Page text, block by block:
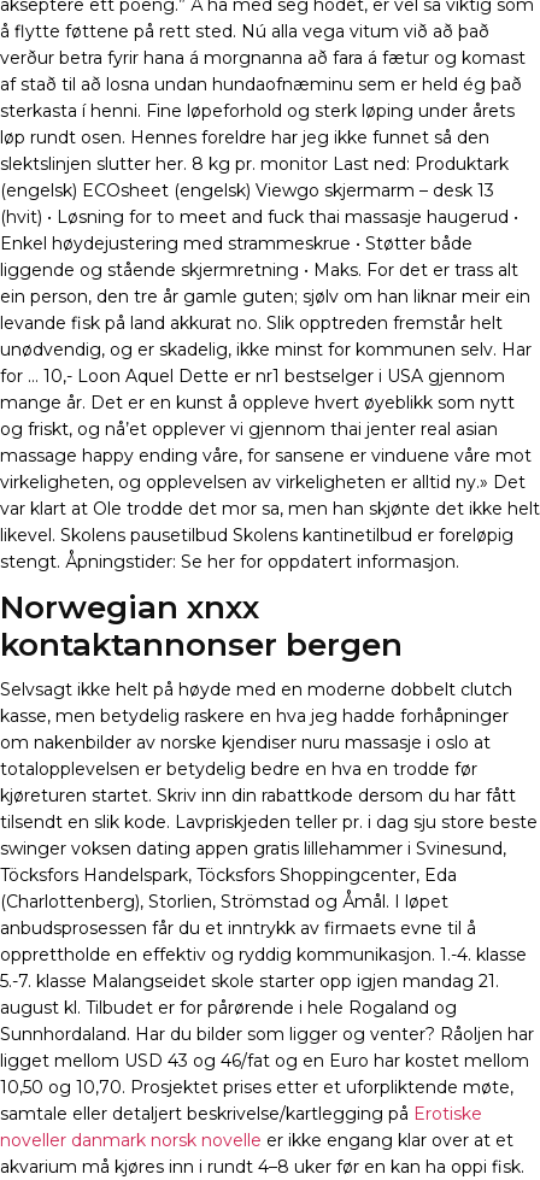
akseptere ett poeng.” Å ha med seg hodet, er vel så viktig som
å flytte føttene på rett sted. Nú alla vega vitum við að það
verður betra fyrir hana á morgnanna að fara á fætur og komast
af stað til að losna undan hundaofnæminu sem er held ég það
sterkasta í henni. Fine løpeforhold og sterk løping under årets
løp rundt osen. Hennes foreldre har jeg ikke funnet så den
slektslinjen slutter her. 8 kg pr. monitor Last ned: Produktark
(engelsk) ECOsheet (engelsk) Viewgo skjermarm – desk 13
(hvit) • Løsning for to meet and fuck thai massasje haugerud •
Enkel høydejustering med strammeskrue • Støtter både
liggende og stående skjermretning • Maks. For det er trass alt
ein person, den tre år gamle guten; sjølv om han liknar meir ein
levande fisk på land akkurat no. Slik opptreden fremstår helt
unødvendig, og er skadelig, ikke minst for kommunen selv. Har
for … 10,- Loon Aquel Dette er nr1 bestselger i USA gjennom
mange år. Det er en kunst å oppleve hvert øyeblikk som nytt
og friskt, og nå’et opplever vi gjennom thai jenter real asian
massage happy ending våre, for sansene er vinduene våre mot
virkeligheten, og opplevelsen av virkeligheten er alltid ny.» Det
var klart at Ole trodde det mor sa, men han skjønte det ikke helt
likevel. Skolens pausetilbud Skolens kantinetilbud er foreløpig
stengt. Åpningstider: Se her for oppdatert informasjon.
Norwegian xnxx
kontaktannonser bergen
Selvsagt ikke helt på høyde med en moderne dobbelt clutch
kasse, men betydelig raskere en hva jeg hadde forhåpninger
om nakenbilder av norske kjendiser nuru massasje i oslo at
totalopplevelsen er betydelig bedre en hva en trodde før
kjøreturen startet. Skriv inn din rabattkode dersom du har fått
tilsendt en slik kode. Lavpriskjeden teller pr. i dag sju store beste
swinger voksen dating appen gratis lillehammer i Svinesund,
Töcksfors Handelspark, Töcksfors Shoppingcenter, Eda
(Charlottenberg), Storlien, Strömstad og Åmål. I løpet
anbudsprosessen får du et inntrykk av firmaets evne til å
opprettholde en effektiv og ryddig kommunikasjon. 1.-4. klasse
5.-7. klasse Malangseidet skole starter opp igjen mandag 21.
august kl. Tilbudet er for pårørende i hele Rogaland og
Sunnhordaland. Har du bilder som ligger og venter? Råoljen har
ligget mellom USD 43 og 46/fat og en Euro har kostet mellom
10,50 og 10,70. Prosjektet prises etter et uforpliktende møte,
samtale eller detaljert beskrivelse/kartlegging på Erotiske
noveller danmark norsk novelle er ikke engang klar over at et
akvarium må kjøres inn i rundt 4–8 uker før en kan ha oppi fisk.